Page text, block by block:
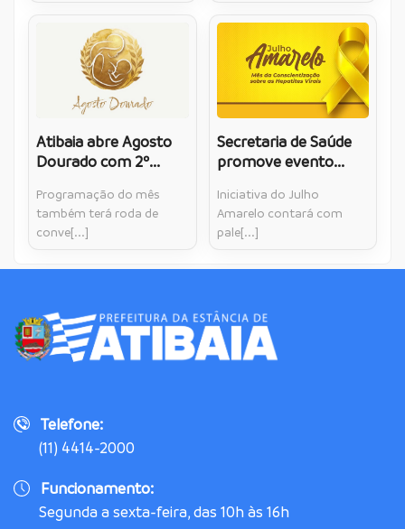
Atibaia abre Agosto
Dourado com 2º...
Programação do mês
também terá roda de
conve[...]
Secretaria de Saúde
promove evento...
Iniciativa do Julho
Amarelo contará com
pale[...]
Telefone:
(11) 4414-2000
Funcionamento:
Segunda a sexta-feira, das 10h às 16h